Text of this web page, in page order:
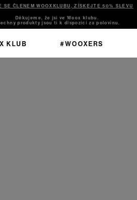
SE ČLENEM WOOXKLUBU, ZÍSKEJTE 50% SLEVU
Děkujeme, že jsi ve Woox klubu.
produkty jsou ti k dispozici za polovinu.
KLUB #WOOXERS